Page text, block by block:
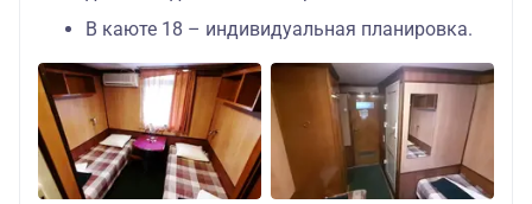
В каюте 18 – индивидуальная планировка.